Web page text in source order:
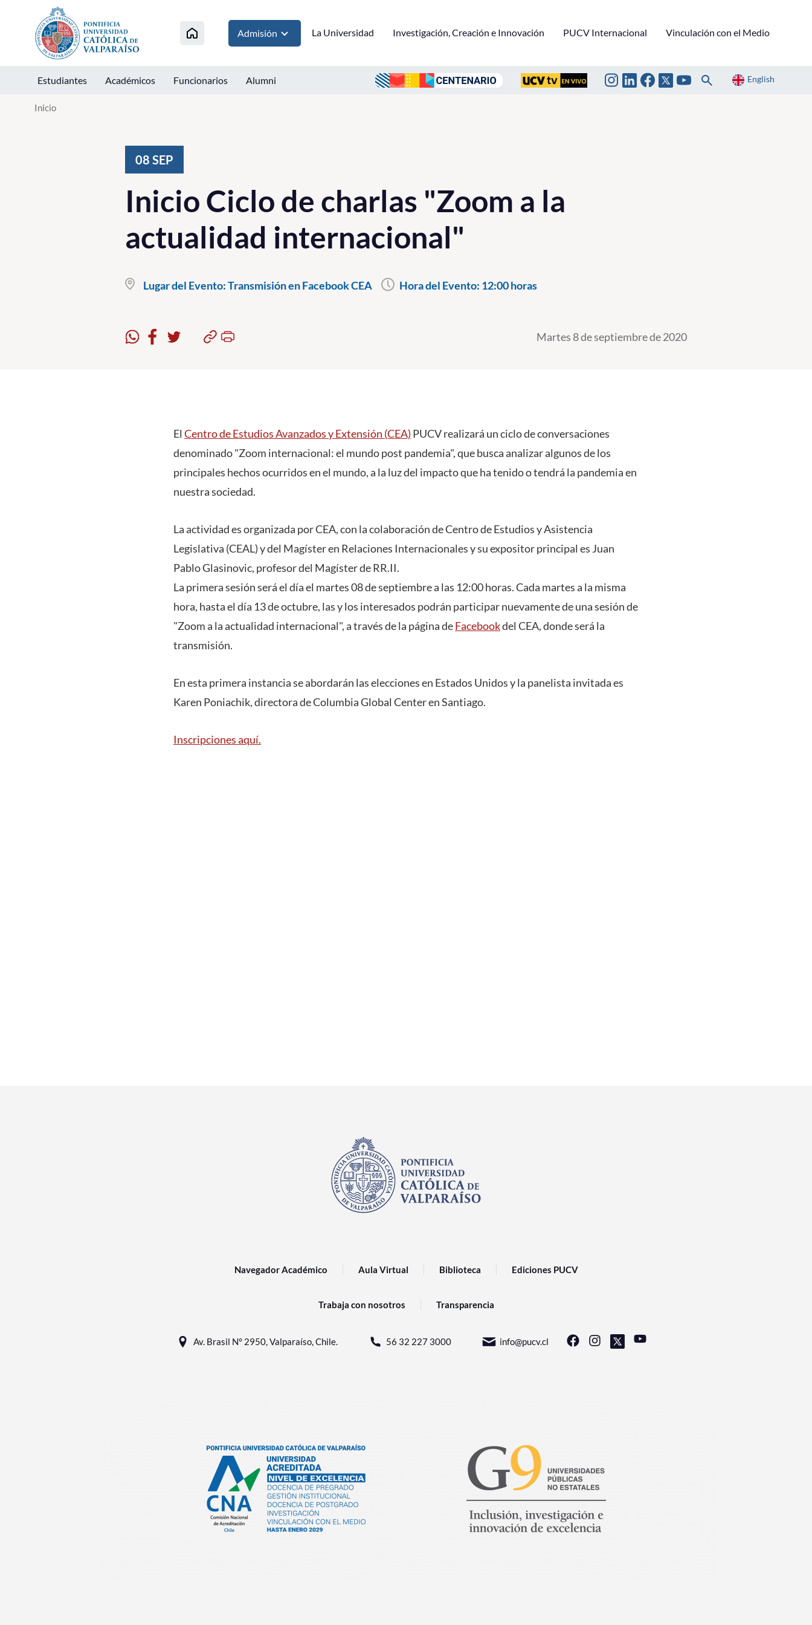
Click acá para ir directamente al contenido
Admisión La Universidad Investigación, Creación e Innovación PUCV Internacional Vinculación con el Medio
Estudiantes Académicos Funcionarios Alumni English
Inicio
08 SEP
Inicio Ciclo de charlas "Zoom a la
actualidad internacional"
Lugar del Evento:Transmisión en Facebook CEA Hora del Evento: 12:00 horas
Martes 8 de septiembre de 2020
El Centro de Estudios Avanzados y Extensión (CEA) PUCV realizará un ciclo de conversaciones
denominado "Zoom internacional: el mundo post pandemia", que busca analizar algunos de los
principales hechos ocurridos en el mundo, a la luz del impacto que ha tenido o tendrá la pandemia en
nuestra sociedad.
La actividad es organizada por CEA, con la colaboración de Centro de Estudios y Asistencia
Legislativa (CEAL) y del Magíster en Relaciones Internacionales y su expositor principal es Juan
Pablo Glasinovic, profesor del Magíster de RR.II.
La primera sesión será el día el martes 08 de septiembre a las 12:00 horas. Cada martes a la misma
hora, hasta el día 13 de octubre, las y los interesados podrán participar nuevamente de una sesión de
"Zoom a la actualidad internacional", a través de la página deFacebookdel CEA, donde será la
transmisión.
En esta primera instancia se abordarán las elecciones en Estados Unidos y la panelista invitada es
Karen Poniachik, directora de Columbia Global Center en Santiago.
Inscripciones aquí.
Navegador Académico Aula Virtual Biblioteca Ediciones PUCV
Trabaja con nosotros Transparencia
Av. Brasil N° 2950, Valparaíso, Chile. 56 32 227 3000 info@pucv.cl